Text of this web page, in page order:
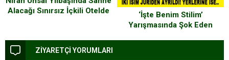
Alacağı Sınırsız İçkili Otelde
‘İşte Benim Stilim’
Yarışmasında Şok Eden
ZİYARETÇİ YORUMLARI